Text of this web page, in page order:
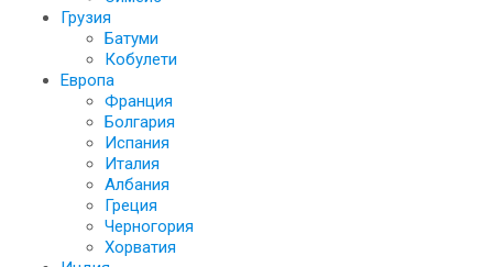
Грузия
Батуми
Кобулети
Европа
Франция
Болгария
Испания
Италия
Албания
Греция
Черногория
Хорватия